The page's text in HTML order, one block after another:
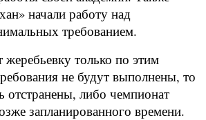
начали работу над
требованием.
только по этим
не будут выполнены, то
отстранены, либо чемпионат
запланированного времени.